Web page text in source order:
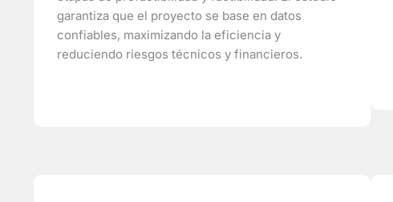
garantiza que el proyecto se base en datos
confiables, maximizando la eficiencia y
reduciendo riesgos técnicos y financieros.